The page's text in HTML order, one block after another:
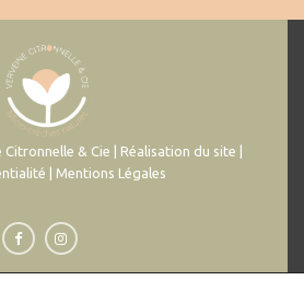
& Cie | Réalisation du site |
| Mentions Légales